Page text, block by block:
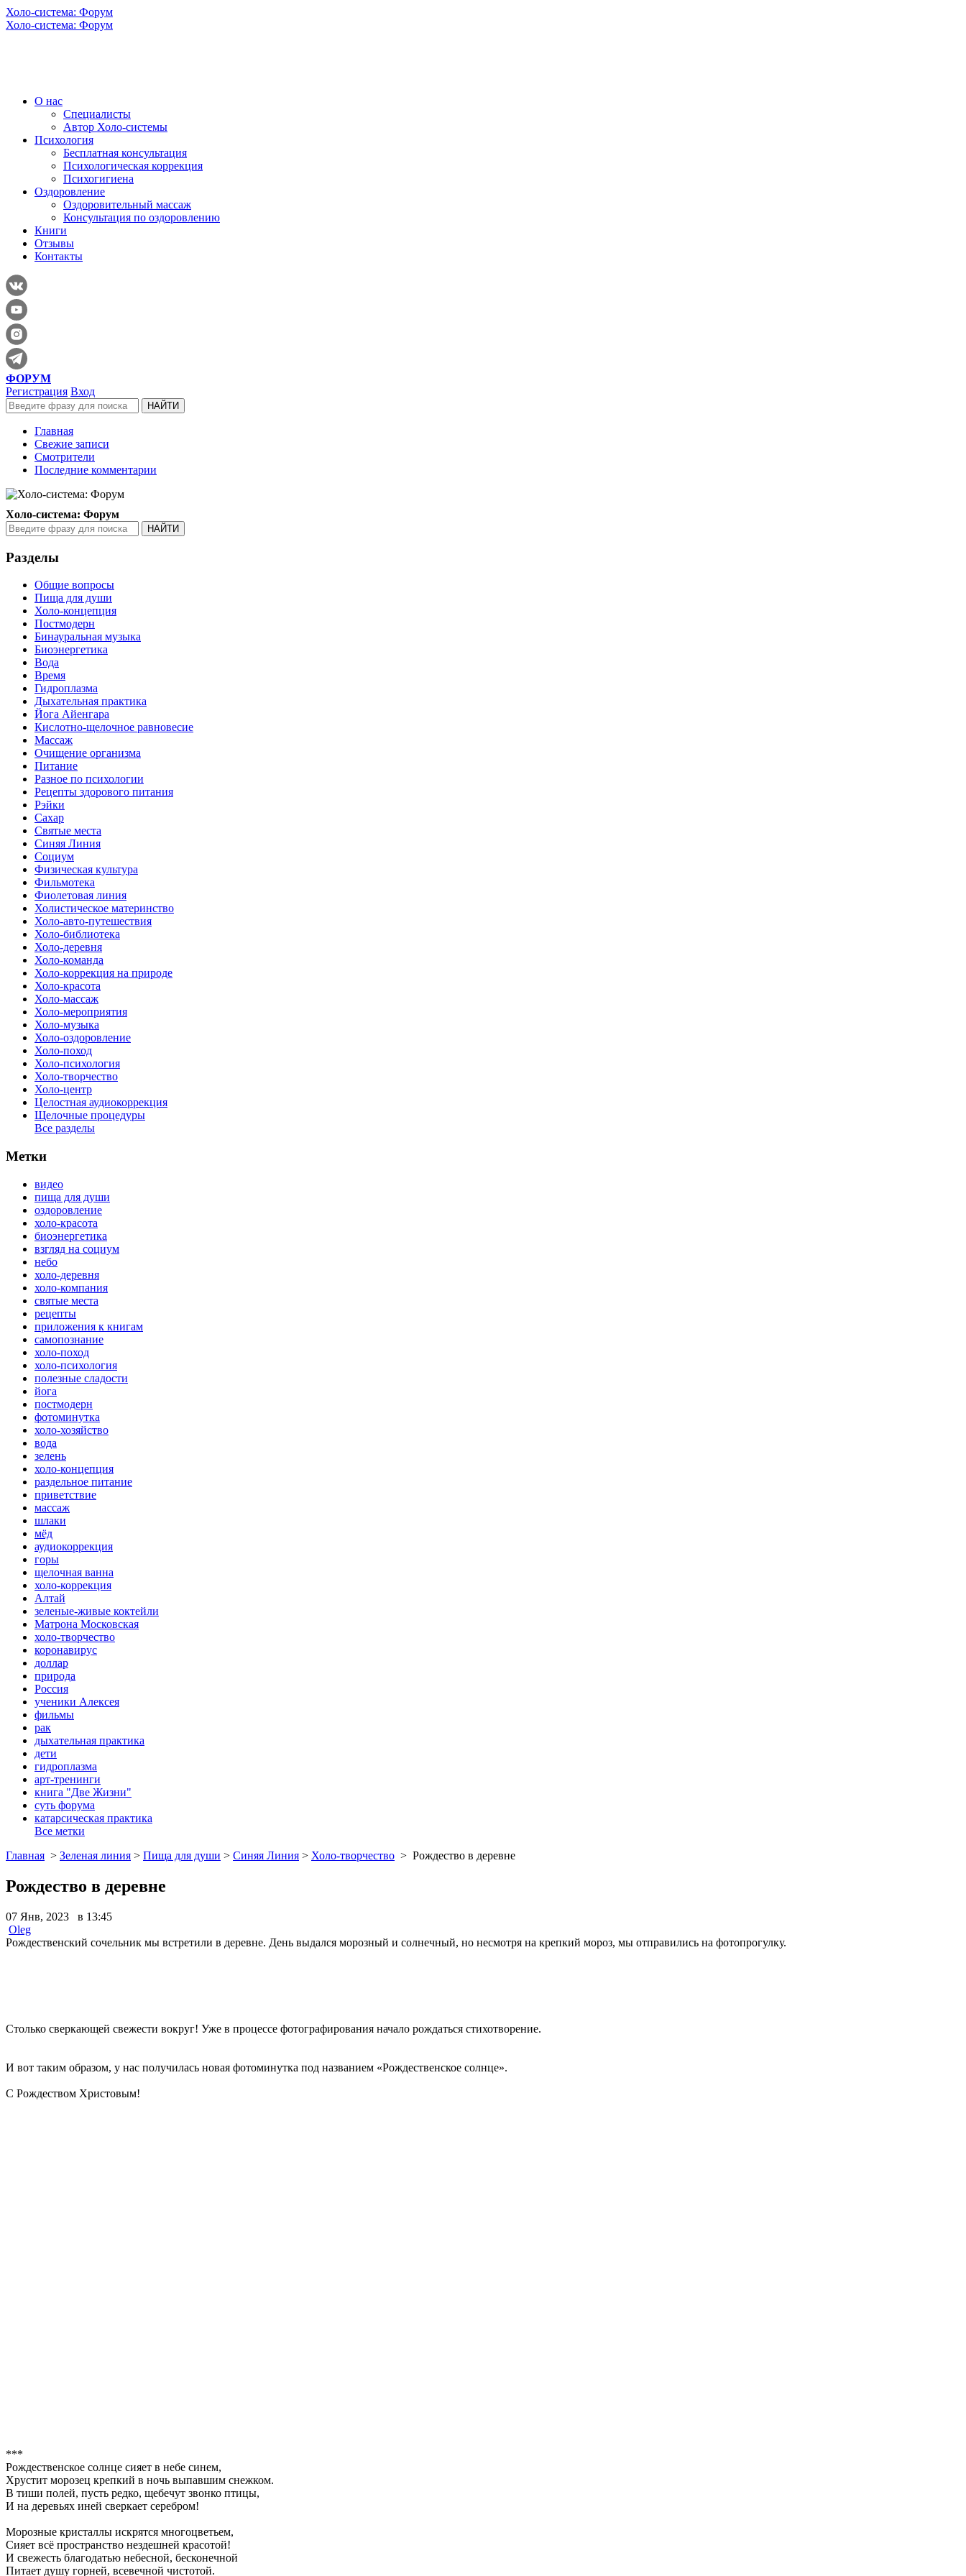
Холо-система: Форум
Холо-система: Форум
О нас
Специалисты
Автор Холо-системы
Психология
Бесплатная консультация
Психологическая коррекция
Психогигиена
Оздоровление
Оздоровительный массаж
Консультация по оздоровлению
Книги
Отзывы
Контакты
ФОРУМ
Регистрация Вход
Главная
Свежие записи
Смотрители
Последние комментарии
Холо-система: Форум
Разделы
Общие вопросы
Пища для души
Холо-концепция
Постмодерн
Бинауральная музыка
Биоэнергетика
Вода
Время
Гидроплазма
Дыхательная практика
Йога Айенгара
Кислотно-щелочное равновесие
Массаж
Очищение организма
Питание
Разное по психологии
Рецепты здорового питания
Рэйки
Сахар
Святые места
Синяя Линия
Социум
Физическая культура
Фильмотека
Фиолетовая линия
Холистическое материнство
Холо-авто-путешествия
Холо-библиотека
Холо-деревня
Холо-команда
Холо-коррекция на природе
Холо-красота
Холо-массаж
Холо-мероприятия
Холо-музыка
Холо-оздоровление
Холо-поход
Холо-психология
Холо-творчество
Холо-центр
Целостная аудиокоррекция
Щелочные процедуры
Все разделы
Метки
видео
пища для души
оздоровление
холо-красота
биоэнергетика
взгляд на социум
небо
холо-деревня
холо-компания
святые места
рецепты
приложения к книгам
самопознание
холо-поход
холо-психология
полезные сладости
йога
постмодерн
фотоминутка
холо-хозяйство
вода
зелень
холо-концепция
раздельное питание
приветствие
массаж
шлаки
мёд
аудиокоррекция
горы
щелочная ванна
холо-коррекция
Алтай
зеленые-живые коктейли
Матрона Московская
холо-творчество
коронавирус
доллар
природа
Россия
ученики Алексея
фильмы
рак
дыхательная практика
дети
гидроплазма
арт-тренинги
книга "Две Жизни"
суть форума
катарсическая практика
Все метки
Главная > Зеленая линия > Пища для души > Синяя Линия > Холо-творчество > Рождество в деревне
Рождество в деревне
07 Янв, 2023 в 13:45
Oleg
Рождественский сочельник мы встретили в деревне. День выдался морозный и солнечный, но несмотря на крепкий мороз, мы отправились на фотопрогулку.
Столько сверкающей свежести вокруг! Уже в процессе фотографирования начало рождаться стихотворение.
И вот таким образом, у нас получилась новая фотоминутка под названием «Рождественское солнце».
С Рождеством Христовым!
***
Рождественское солнце сияет в небе синем,
Хрустит морозец крепкий в ночь выпавшим снежком.
В тиши полей, пусть редко, щебечут звонко птицы,
И на деревьях иней сверкает серебром!
Морозные кристаллы искрятся многоцветьем,
Сияет всё пространство нездешней красотой!
И свежесть благодатью небесной, бесконечной
Питает душу горней, всевечной чистотой.